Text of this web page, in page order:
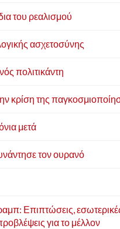
του ρεαλισμού
ασχετοσύνης
πολιτικάντη
κρίση της
μετά
τον ουρανό
Επιπτώσεις,
για το μέλλον